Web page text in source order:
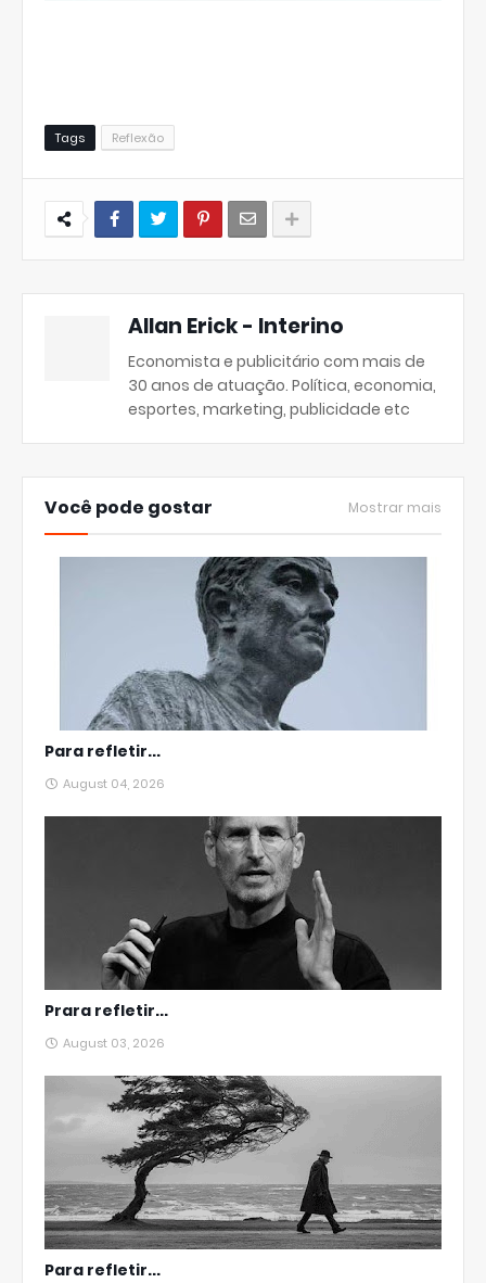
Tags Reflexão
Allan Erick - Interino
Economista e publicitário com mais de
30 anos de atuação. Política, economia,
esportes, marketing, publicidade etc
Você pode gostar Mostrar mais
Para refletir...
August 04, 2026
Prara refletir...
August 03, 2026
Para refletir...